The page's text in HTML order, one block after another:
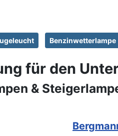
Benzinwetterlampe
für den
&